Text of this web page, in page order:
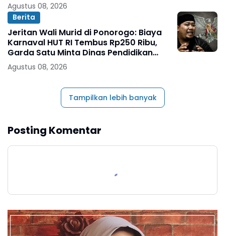
Agustus 08, 2026
Berita
Jeritan Wali Murid di Ponorogo: Biaya
Karnaval HUT RI Tembus Rp250 Ribu,
Garda Satu Minta Dinas Pendidikan
Turun Tangan
Agustus 08, 2026
Tampilkan lebih banyak
Posting Komentar